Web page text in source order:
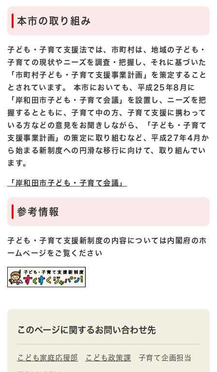
本市の取り組み
子ども・子育て支援法では、市町村は、地域の子ども・
子育ての現状やニーズを調査・把握し、それに基づいた
「市町村子ども・子育て支援事業計画」を策定すること
とされています。 本市においても、平成25年8月に
「岸和田市子ども・子育て会議」を設置し、ニーズを把
握するとともに、子育て中の方、子育て支援に携わって
いる方などの意見をお聞きしながら、「子ども・子育て
支援事業計画」の策定に取り組むなど、平成27年4月か
ら始まる新制度への円滑な移行に向けて、取り組んでい
ます。
「岸和田市子ども・子育て会議」
参考情報
子ども・子育て支援新制度の内容については内閣府のホ
ームページをご覧ください
このページに関するお問い合わせ先
こども家庭応援部 こども政策課 子育て企画担当